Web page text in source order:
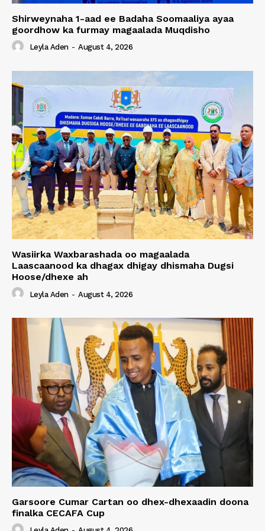
Shirweynaha 1-aad ee Badaha Soomaaliya ayaa
goordhow ka furmay magaalada Muqdisho
Leyla Aden - August 4, 2026
Wasiirka Waxbarashada oo magaalada
Laascaanood ka dhagax dhigay dhismaha Dugsi
Hoose/dhexe ah
Leyla Aden - August 4, 2026
Garsoore Cumar Cartan oo dhex-dhexaadin doona
finalka CECAFA Cup